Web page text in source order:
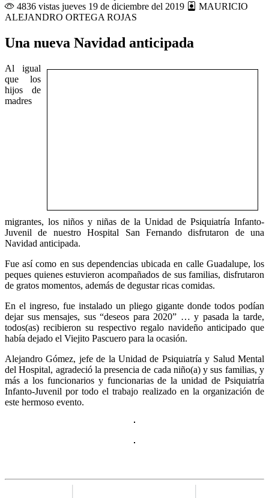
4836 vistas jueves 19 de diciembre del 2019
MAURICIO
ALEJANDRO ORTEGA ROJAS
Una nueva Navidad anticipada
Al igual
que los
hijos de
madres
migrantes, los niños y niñas de la Unidad de Psiquiatría Infanto-
Juvenil de nuestro Hospital San Fernando disfrutaron de una
Navidad anticipada.
Fue así como en sus dependencias ubicada en calle Guadalupe, los
peques quienes estuvieron acompañados de sus familias, disfrutaron
de gratos momentos, además de degustar ricas comidas.
En el ingreso, fue instalado un pliego gigante donde todos podían
dejar sus mensajes, sus “deseos para 2020” … y pasada la tarde,
todos(as) recibieron su respectivo regalo navideño anticipado que
había dejado el Viejito Pascuero para la ocasión.
Alejandro Gómez, jefe de la Unidad de Psiquiatría y Salud Mental
del Hospital, agradeció la presencia de cada niño(a) y sus familias, y
más a los funcionarios y funcionarias de la unidad de Psiquiatría
Infanto-Juvenil por todo el trabajo realizado en la organización de
este hermoso evento.